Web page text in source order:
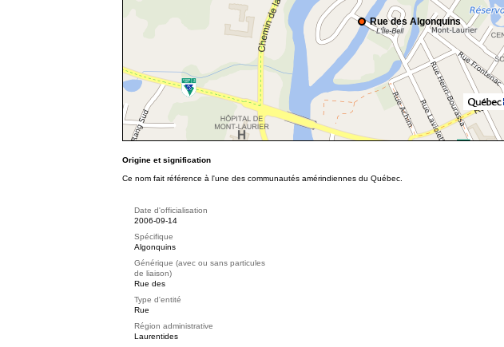
Rue des Algonquins
Origine et signification
Ce nom fait référence à l'une des communautés amérindiennes du Québec.
Date d'officialisation
2006-09-14
Spécifique
Algonquins
Générique (avec ou sans particules
de liaison)
Rue des
Type d'entité
Rue
Région administrative
Laurentides